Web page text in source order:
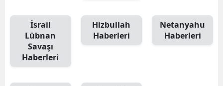
İsrail
Lübnan
Savaşı
Haberleri
Hizbullah
Haberleri
Netanyahu
Haberleri